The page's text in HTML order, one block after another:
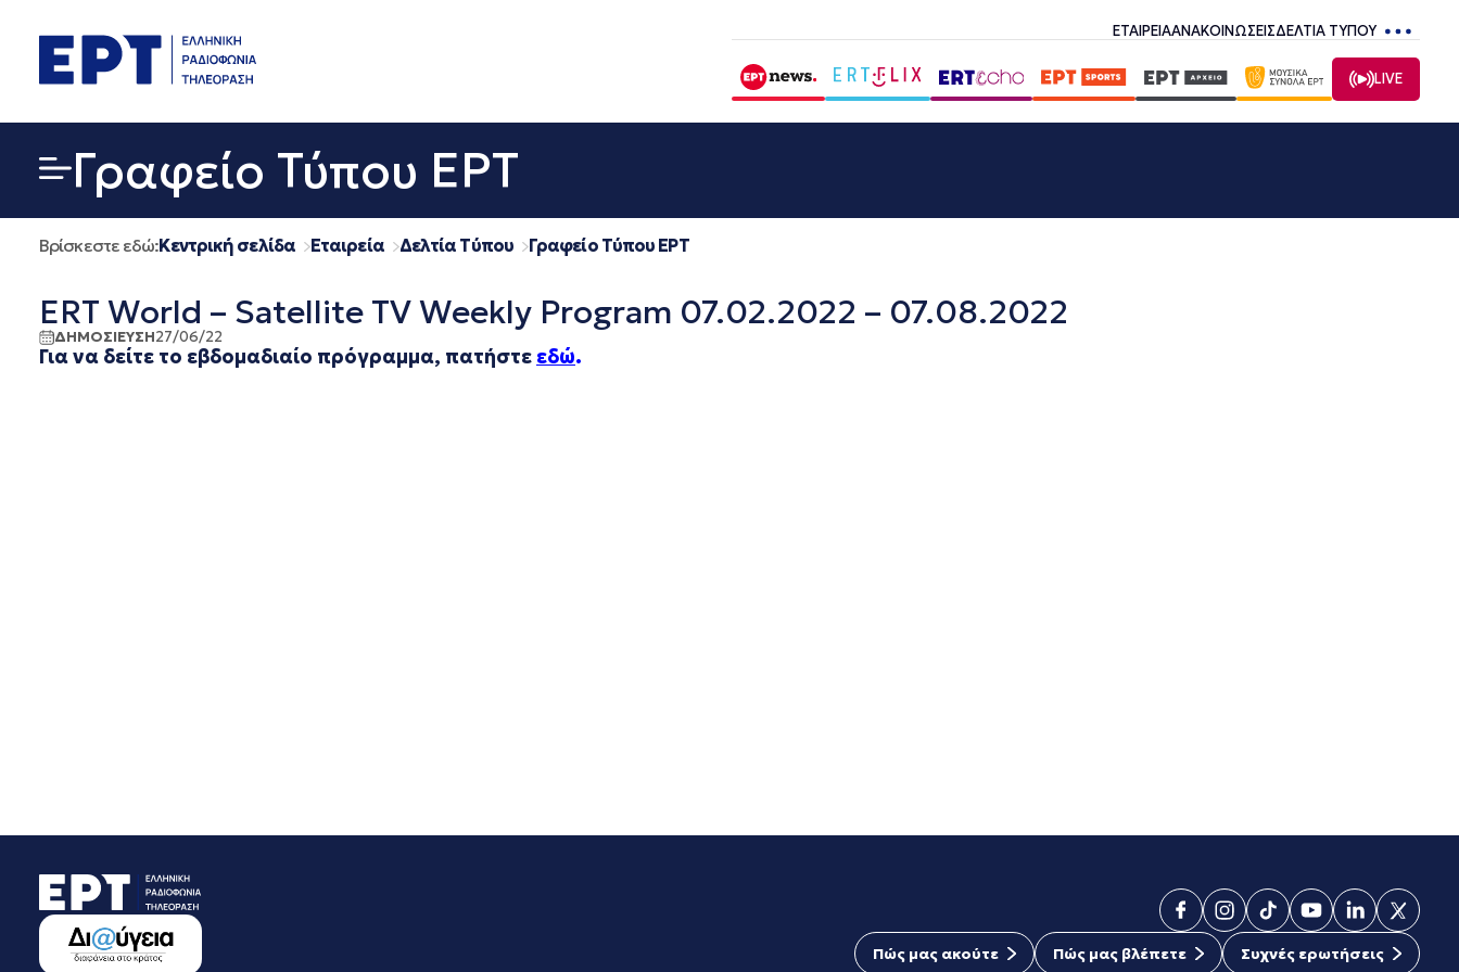
περιεχόμενο
ΕΤΑΙΡΕΙΑΑΝΑΚΟΙΝΩΣΕΙΣΔΕΛΤΙΑ ΤΥΠΟΥ
LIVE
Γραφείο Τύπου ΕΡΤ
Βρίσκεστε εδώ:Κεντρική σελίδα Εταιρεία Δελτία Τύπου Γραφείο Τύπου ΕΡΤ
ERT World – Satellite TV Weekly Program 07.02.2022 – 07.08.2022
ΔΗΜΟΣΙΕΥΣΗ27/06/22
Για να δείτε το εβδομαδιαίο πρόγραμμα, πατήστε εδώ.
Πώς μας ακούτε Πώς μας βλέπετε Συχνές ερωτήσεις